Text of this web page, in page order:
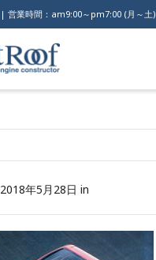
| 営業時間：am9:00～pm7:00 (月～土)
2018年5月28日 in